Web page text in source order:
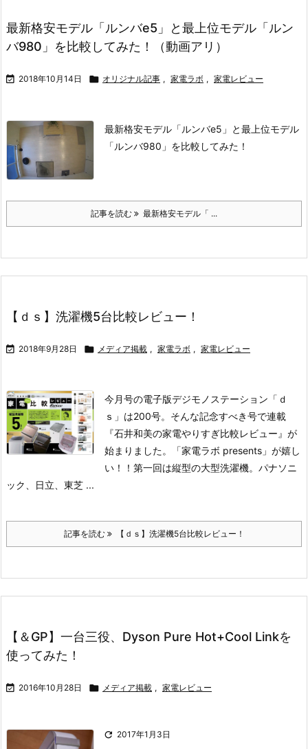
最新格安モデル「ルンバe5」と最上位モデル「ルン
バ980」を比較してみた！（動画アリ）
 2018年10月14日  オリジナル記事 , 家電ラボ , 家電レビュー
最新格安モデル「ルンバe5」と最上位モデル
「ルンバ980」を比較してみた！
記事を読む 最新格安モデル「 ...
【ｄｓ】洗濯機5台比較レビュー！
 2018年9月28日  メディア掲載 , 家電ラボ , 家電レビュー
今月号の電子版デジモノステーション「ｄ
ｓ」は200号。そんな記念すべき号で連載
『石井和美の家電やりすぎ比較レビュー』が
始まりました。「家電ラボ presents」が嬉し
い！！ 第一回は縦型の大型洗濯機。パナソニ
ック、日立、東芝 ...
記事を読む 【ｄｓ】洗濯機5台比較レビュー！
【＆GP】一台三役、Dyson Pure Hot+Cool Linkを
使ってみた！
 2016年10月28日  メディア掲載 , 家電レビュー
 2017年1月3日